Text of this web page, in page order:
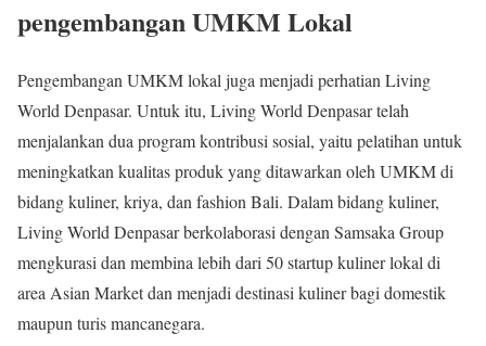
pengembangan UMKM Lokal
Pengembangan UMKM lokal juga menjadi perhatian Living
World Denpasar. Untuk itu, Living World Denpasar telah
menjalankan dua program kontribusi sosial, yaitu pelatihan untuk
meningkatkan kualitas produk yang ditawarkan oleh UMKM di
bidang kuliner, kriya, dan fashion Bali. Dalam bidang kuliner,
Living World Denpasar berkolaborasi dengan Samsaka Group
mengkurasi dan membina lebih dari 50 startup kuliner lokal di
area Asian Market dan menjadi destinasi kuliner bagi domestik
maupun turis mancanegara.